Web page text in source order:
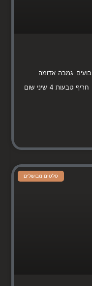
ריבועים גמבה אדומה
גמבה צהובה גמבה כתומה פלפל ירוק חריף טבעות 4 שיני שום
סלטים מבושלים